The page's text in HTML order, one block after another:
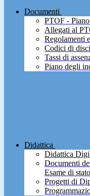
Documenti
PTOF -
Allegati al
Regolamenti
Codici di
Tassi di
Piano degli
Didattica
Didattica
Documenti
Esame di
Progetti di